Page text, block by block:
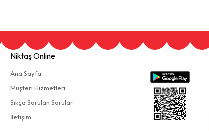
Niktaş Online
Ana Sayfa
Müşteri Hizmetleri
Sıkça Sorulan Sorular
İletişim